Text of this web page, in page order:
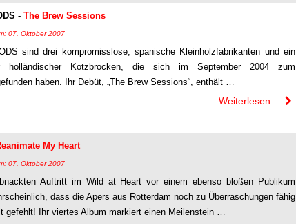
- The Brew Sessions
07. Oktober 2007
sind drei kompromisslose, spanische Kleinholzfabrikanten und ein
holländischer Kotzbrocken, die sich im September 2004 zum
haben. Ihr Debüt, „The Brew Sessions“, enthält …
Weiterlesen...
My Heart
07. Oktober 2007
Auftritt im Wild at Heart vor einem ebenso bloßen Publikum
dass die Apers aus Rotterdam noch zu Überraschungen fähig
gefehlt! Ihr viertes Album markiert einen Meilenstein …